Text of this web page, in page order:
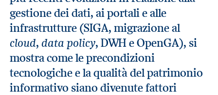
gestione dei dati, ai portali e alle
infrastrutture (SIGA, migrazione al
cloud, data policy, DWH e OpenGA), si
mostra come le precondizioni
tecnologiche e la qualità del patrimonio
informativo siano divenute fattori